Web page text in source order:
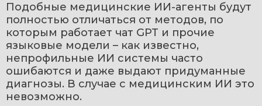
Подобные медицинские ИИ-агенты будут
полностью отличаться от методов, по
которым работает чат GPT и прочие
языковые модели – как известно,
непрофильные ИИ системы часто
ошибаются и даже выдают придуманные
диагнозы. В случае с медицинским ИИ это
невозможно.